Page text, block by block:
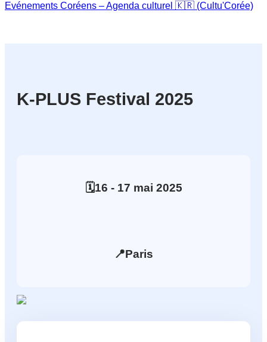
Evénements Coréens – Agenda culturel 🇰🇷 (Cultu'Corée)
K-PLUS Festival 2025
🗓️16 - 17 mai 2025
📍Paris